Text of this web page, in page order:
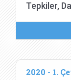
Tepkiler,
2020 - 1.